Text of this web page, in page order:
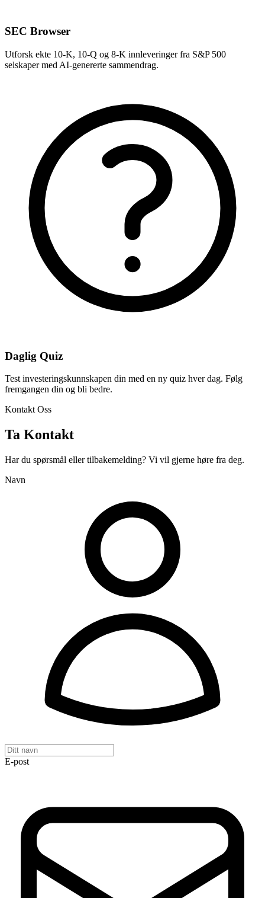
SEC Browser
Utforsk ekte 10-K, 10-Q og 8-K innleveringer fra S&P 500
selskaper med AI-genererte sammendrag.
Daglig Quiz
Test investeringskunnskapen din med en ny quiz hver dag. Følg
fremgangen din og bli bedre.
Kontakt Oss
Ta Kontakt
Har du spørsmål eller tilbakemelding? Vi vil gjerne høre fra deg.
Navn
E-post